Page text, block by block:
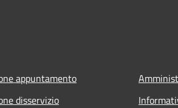
appuntamento
disservizio